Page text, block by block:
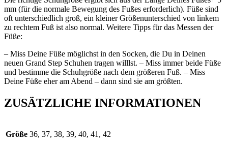
mm (für die normale Bewegung des Fußes erforderlich). Füße sind
oft unterschiedlich groß, ein kleiner Größenunterschied von linkem
zu rechtem Fuß ist also normal. Weitere Tipps für das Messen der
Füße:
– Miss Deine Füße möglichst in den Socken, die Du in Deinen
neuen Grand Step Schuhen tragen willlst. – Miss immer beide Füße
und bestimme die Schuhgröße nach dem größeren Fuß. – Miss
Deine Füße eher am Abend – dann sind sie am größten.
ZUSÄTZLICHE INFORMATIONEN
Größe 36, 37, 38, 39, 40, 41, 42